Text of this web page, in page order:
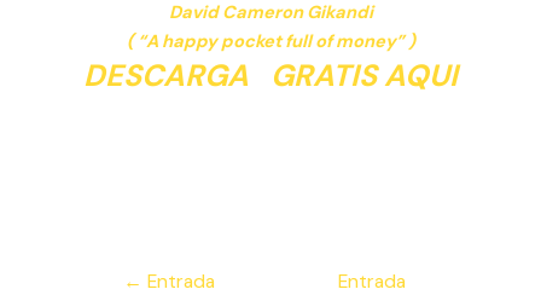
David Cameron Gikandi
( “A happy pocket full of money” )
DESCARGA GRATIS AQUI
Navegación
← Entrada
Entrada